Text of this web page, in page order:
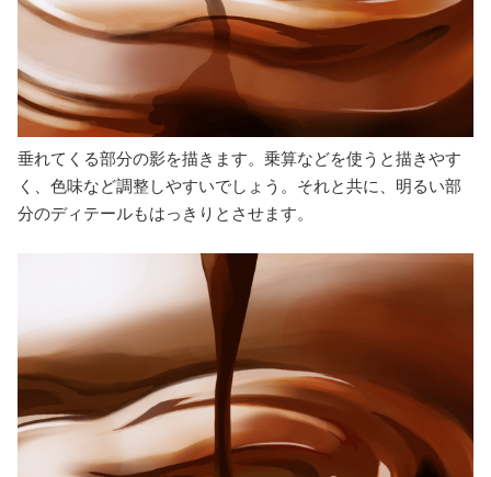
垂れてくる部分の影を描きます。乗算などを使うと描きやす
く、色味など調整しやすいでしょう。それと共に、明るい部
分のディテールもはっきりとさせます。